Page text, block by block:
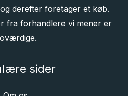
derefter foretager et køb.
fra forhandlere vi mener er
sider